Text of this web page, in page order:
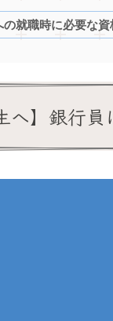
の就職時に必要な
へ】銀行